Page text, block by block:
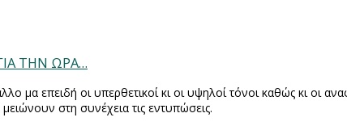
ΤΗΝ ΩΡΑ…
μα επειδή οι υπερθετικοί κι οι υψηλοί τόνοι καθώς κι οι
στη συνέχεια τις εντυπώσεις.